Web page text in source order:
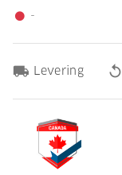
fiber_manual_record -
local_shipping Levering replay